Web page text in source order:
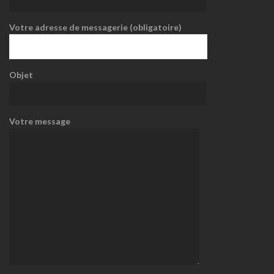
Votre adresse de messagerie (obligatoire)
Objet
Votre message